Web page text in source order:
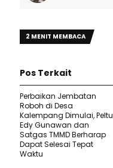
2 MENIT MEMBACA
Pos Terkait
Perbaikan Jembatan
Roboh di Desa
Kalempang Dimulai, Peltu
Edy Gunawan dan
Satgas TMMD Berharap
Dapat Selesai Tepat
Waktu